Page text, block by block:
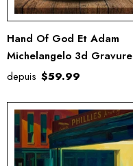
Hand Of God Et Adam
Michelangelo 3d Gravure
Crystal 3D Crystal Gravé
Collectible / Souvenir
depuis $59.99